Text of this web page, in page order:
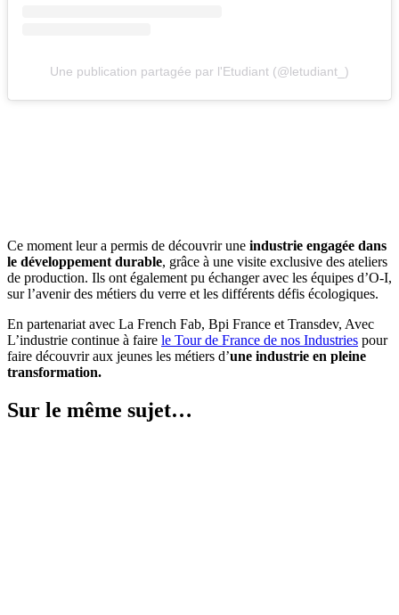
Une publication partagée par l'Etudiant (@letudiant_)
Ce moment leur a permis de découvrir une industrie engagée dans
le développement durable, grâce à une visite exclusive des ateliers
de production. Ils ont également pu échanger avec les équipes d’O-I,
sur l’avenir des métiers du verre et les différents défis écologiques.
En partenariat avec La French Fab, Bpi France et Transdev, Avec
L’industrie continue à faire le Tour de France de nos Industries pour
faire découvrir aux jeunes les métiers d’une industrie en pleine
transformation.
Sur le même sujet…